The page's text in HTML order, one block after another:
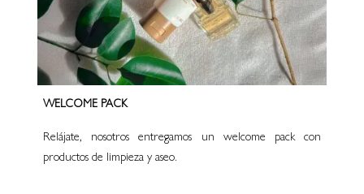
WELCOME PACK
Relájate, nosotros entregamos un welcome pack con
productos de limpieza y aseo.